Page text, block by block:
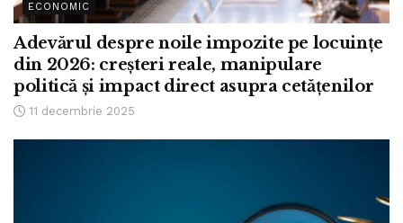
ECONOMIC
Adevărul despre noile impozite pe locuințe
din 2026: creșteri reale, manipulare
politică și impact direct asupra cetățenilor
11 decembrie 2025